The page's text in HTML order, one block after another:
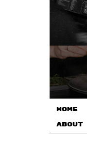
HOME
ABOUT